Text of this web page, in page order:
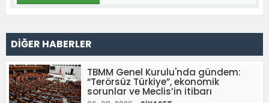
DİĞER HABERLER
TBMM Genel Kurulu'nda gündem:
“Terörsüz Türkiye”, ekonomik
sorunlar ve Meclis’in itibarı